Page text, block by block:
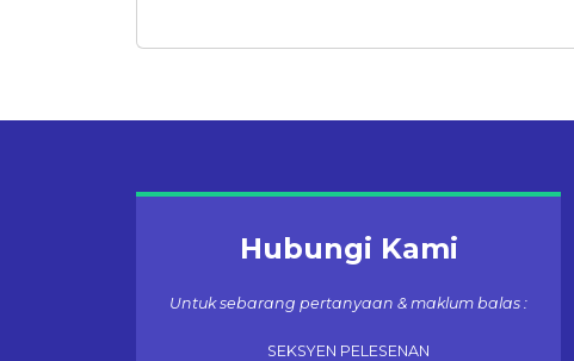
Hubungi Kami
Untuk sebarang pertanyaan & maklum balas :
SEKSYEN PELESENAN